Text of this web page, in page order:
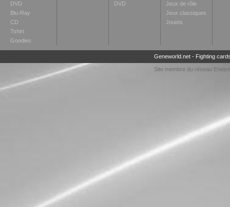
DVD
Blu-Ray
CD
Tshirt
Goodies
DVD
Jeux de rôle
Jeux classiques
Jouets
Geneworld.net- Fighting
Site membre du réseau Enelye